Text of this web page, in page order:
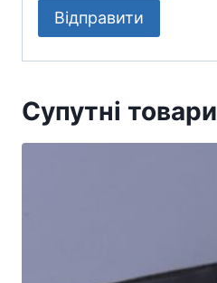
Супутні товари